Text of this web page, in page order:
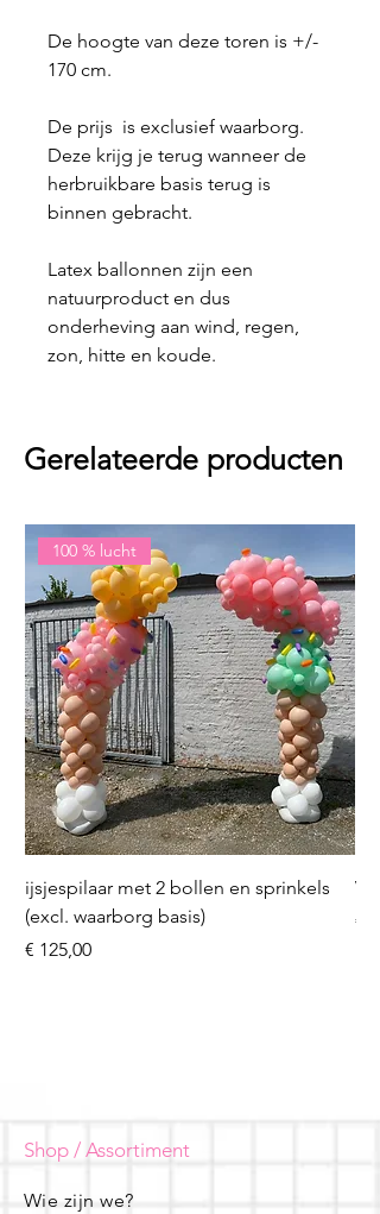
De hoogte van deze toren is +/-
170 cm.
De prijs is exclusief waarborg.
Deze krijg je terug wanneer de
herbruikbare basis terug is
binnen gebracht.
Latex ballonnen zijn een
natuurproduct en dus
onderheving aan wind, regen,
zon, hitte en koude.
Gerelateerde producten
100 % lucht
ijsjespilaar met 2 bollen en sprinkels
(excl. waarborg basis)
Prijs
€ 125,00
Prijs
€
Shop / Assortiment
Wie zijn we?